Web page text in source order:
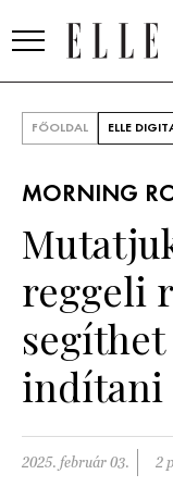
SZÉPSÉG
KULTÚRA
PSZICHÉ
PÁRKAPCSOLAT
FŐOLDAL ELLE
MORNING
reggeli
indítani
2025. február 03. 2